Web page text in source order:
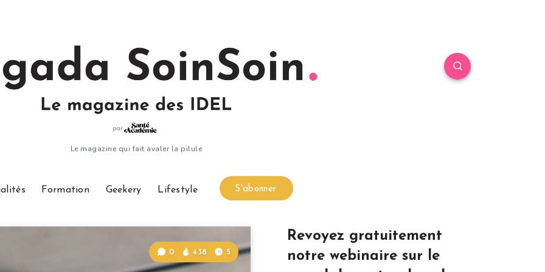
Le magazine qui fait avaler la pilule
Formation Geekery Lifestyle S'abonner
0 438 5
Revoyez gratuitement
notre webinaire sur le